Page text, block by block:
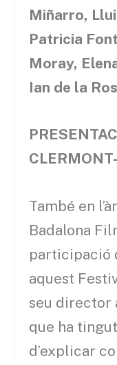
Miñarro,
Patricia
Moray,
Ian de la
També en
Badalona
participació
aquest
seu director
que ha
d’explicar